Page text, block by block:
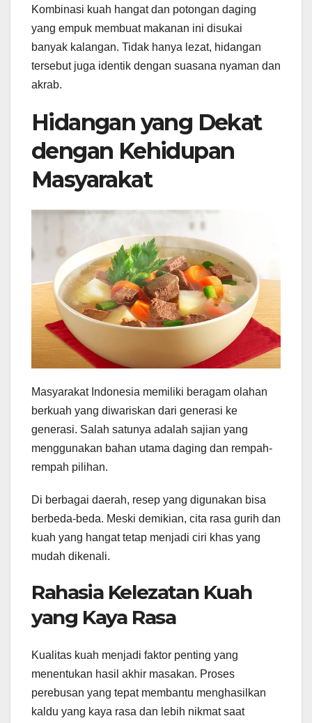
Kombinasi kuah hangat dan potongan daging
yang empuk membuat makanan ini disukai
banyak kalangan. Tidak hanya lezat, hidangan
tersebut juga identik dengan suasana nyaman dan
akrab.
Hidangan yang Dekat
dengan Kehidupan
Masyarakat
Masyarakat Indonesia memiliki beragam olahan
berkuah yang diwariskan dari generasi ke
generasi. Salah satunya adalah sajian yang
menggunakan bahan utama daging dan rempah-
rempah pilihan.
Di berbagai daerah, resep yang digunakan bisa
berbeda-beda. Meski demikian, cita rasa gurih dan
kuah yang hangat tetap menjadi ciri khas yang
mudah dikenali.
Rahasia Kelezatan Kuah
yang Kaya Rasa
Kualitas kuah menjadi faktor penting yang
menentukan hasil akhir masakan. Proses
perebusan yang tepat membantu menghasilkan
kaldu yang kaya rasa dan lebih nikmat saat